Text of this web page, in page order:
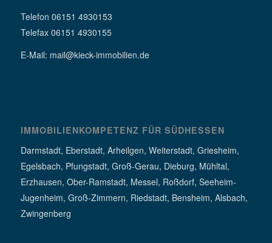
Telefon 06151 4930153
Telefax 06151 4930155
E-Mail: mail@kieck-immobilien.de
IMMOBILIENKOMPETENZ FÜR SÜDHESSEN
Darmstadt, Eberstadt, Arheilgen, Weiterstadt, Griesheim,
Egelsbach, Pfungstadt, Groß-Gerau, Dieburg, Mühltal,
Erzhausen, Ober-Ramstadt, Messel, Roßdorf, Seeheim-
Jugenheim, Groß-Zimmern, Riedstadt, Bensheim, Alsbach,
Zwingenberg